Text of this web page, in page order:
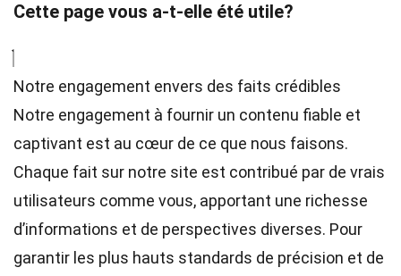
Cette page vous a-t-elle été utile?
Notre engagement envers des faits crédibles
Notre engagement à fournir un contenu fiable et
captivant est au cœur de ce que nous faisons.
Chaque fait sur notre site est contribué par de vrais
utilisateurs comme vous, apportant une richesse
d’informations et de perspectives diverses. Pour
garantir les plus hauts standards de précision et de